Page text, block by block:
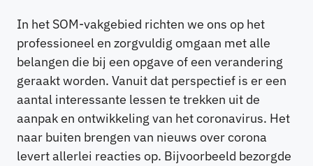
In het SOM-vakgebied richten we ons op het
professioneel en zorgvuldig omgaan met alle
belangen die bij een opgave of een verandering
geraakt worden. Vanuit dat perspectief is er een
aantal interessante lessen te trekken uit de
aanpak en ontwikkeling van het coronavirus. Het
naar buiten brengen van nieuws over corona
levert allerlei reacties op. Bijvoorbeeld bezorgde